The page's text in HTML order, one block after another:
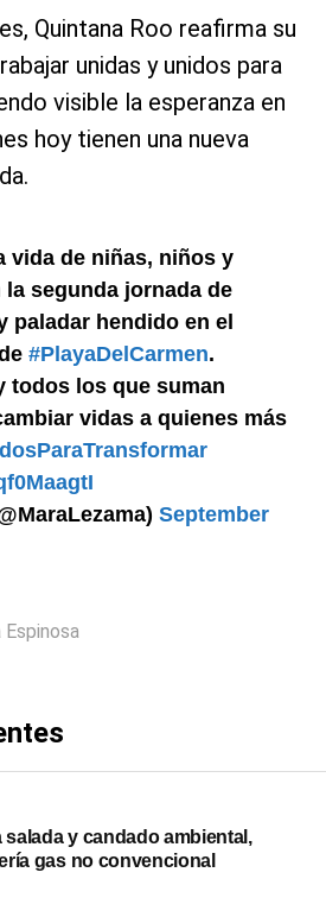
Quintana Roo reafirma su
unidas y unidos para
visible la esperanza en
hoy tienen una nueva
vida de niñas, niños y
segunda jornada de
paladar hendido en el
#PlayaDelCarmen.
todos los que suman
vidas a quienes más
September
salada y candado ambiental,
gas no convencional